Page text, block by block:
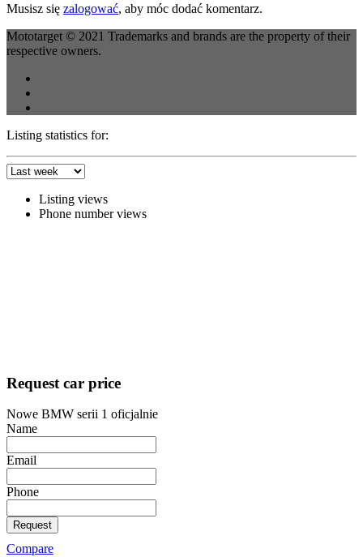
Musisz się zalogować, aby móc dodać komentarz.
Mototarget © 2021 Trademarks and brands are the property of their
respective owners.
Listing statistics for:
Listing views
Phone number views
Request car price
Nowe BMW serii 1 oficjalnie
Name
Email
Phone
Request
Compare